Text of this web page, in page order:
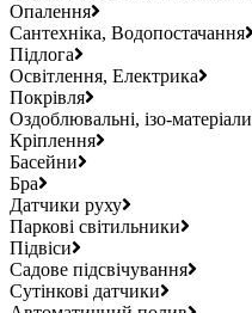
Опалення
Сантехніка, Водопостачання
Підлога
Освітлення, Електрика
Покрівля
Оздоблювальні, ізо-матеріали
Кріплення
Басейни
Бра
Датчики руху
Паркові світильники
Підвіси
Садове підсвічування
Сутінкові датчики